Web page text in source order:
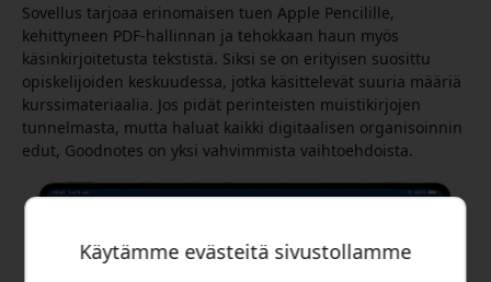
Sovellus tarjoaa erinomaisen tuen Apple Pencilille,
kehittyneen PDF-hallinnan ja tehokkaan haun myös
käsinkirjoitetusta tekstistä. Siksi se on erityisen suosittu
opiskelijoiden keskuudessa, jotka käsittelevät suuria määriä
kurssimateriaalia. Jos pidät perinteisten muistikirjojen
tunnelmasta, mutta haluat kaikki digitaalisen organisoinnin
edut, Goodnotes on yksi vahvimmista vaihtoehdoista.
Käytämme evästeitä sivustollamme